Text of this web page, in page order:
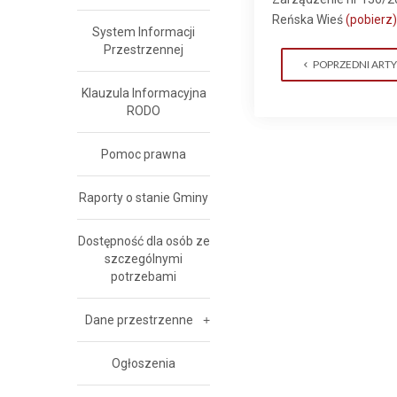
Reńska Wieś(pobierz)
POPRZEDNI
System Informacji
Przestrzennej
Klauzula Informacyjna
RODO
Pomoc prawna
Raporty o stanie Gminy
Dostępność dla osób ze
szczególnymi
potrzebami
Dane przestrzenne
Ogłoszenia